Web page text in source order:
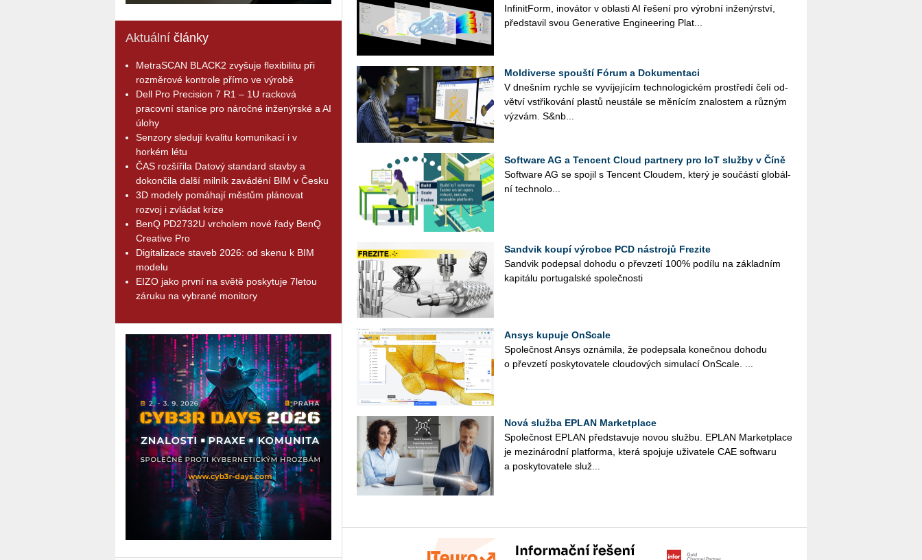
Aktuální články
MetraSCAN BLACK2 zvyšuje flexibilitu při
rozměrové kontrole přímo ve výrobě
Dell Pro Precision 7 R1 – 1U racková
pracovní stanice pro náročné inženýrské a AI
úlohy
Senzory sledují kvalitu komunikací i v
horkém létu
ČAS rozšířila Datový standard stavby a
dokončila další milník zavádění BIM v Česku
3D modely pomáhají městům plánovat
rozvoj i zvládat krize
BenQ PD2732U vrcholem nové řady BenQ
Creative Pro
Digitalizace staveb 2026: od skenu k BIM
modelu
EIZO jako první na světě poskytuje 7letou
záruku na vybrané monitory
In­fi­nit­Form, ino­vá­tor v ob­las­ti AI ře­še­ní pro vý­rob­ní in­že­nýr­ství,
před­sta­vil svou Ge­ne­ra­ti­ve En­gi­nee­ring Plat...
Moldiverse spouští Fórum a Dokumentaci
V dneš­ním rych­le se vy­ví­je­jí­cím tech­no­lo­gic­kém pro­stře­dí čelí od­
vět­ví vstři­ko­vá­ní plas­tů ne­u­stá­le se mě­ní­cím zna­los­tem a růz­ným
vý­zvám. S&nb...
Software AG a Tencent Cloud partnery pro IoT služby v Číně
Soft­ware AG se spo­jil s Ten­cent Clou­dem, který je sou­čás­tí glo­bál­
ní tech­no­lo...
Sandvik koupí výrobce PCD nástrojů Frezite
San­dvik po­de­psal do­ho­du o pře­vze­tí 100% po­dí­lu na zá­klad­ním
ka­pi­tá­lu por­tu­gal­ské spo­leč­nos­ti
Ansys kupuje OnScale
Spo­leč­nost Ansys ozná­mi­la, že po­de­psa­la ko­neč­nou do­ho­du
o pře­vze­tí po­sky­to­va­te­le clou­do­vých si­mu­la­cí On­S­ca­le. ...
Nová služba EPLAN Marketplace
Spo­leč­nost EPLAN před­sta­vu­je novou služ­bu. EPLAN Mar­ket­pla­ce
je me­zi­ná­rod­ní plat­for­ma, která spo­ju­je uži­va­te­le CAE soft­wa­ru
a po­sky­to­va­te­le slu­ž...